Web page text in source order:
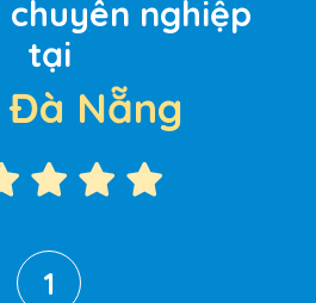
nghiệp
tại
Đà Nẵng
1